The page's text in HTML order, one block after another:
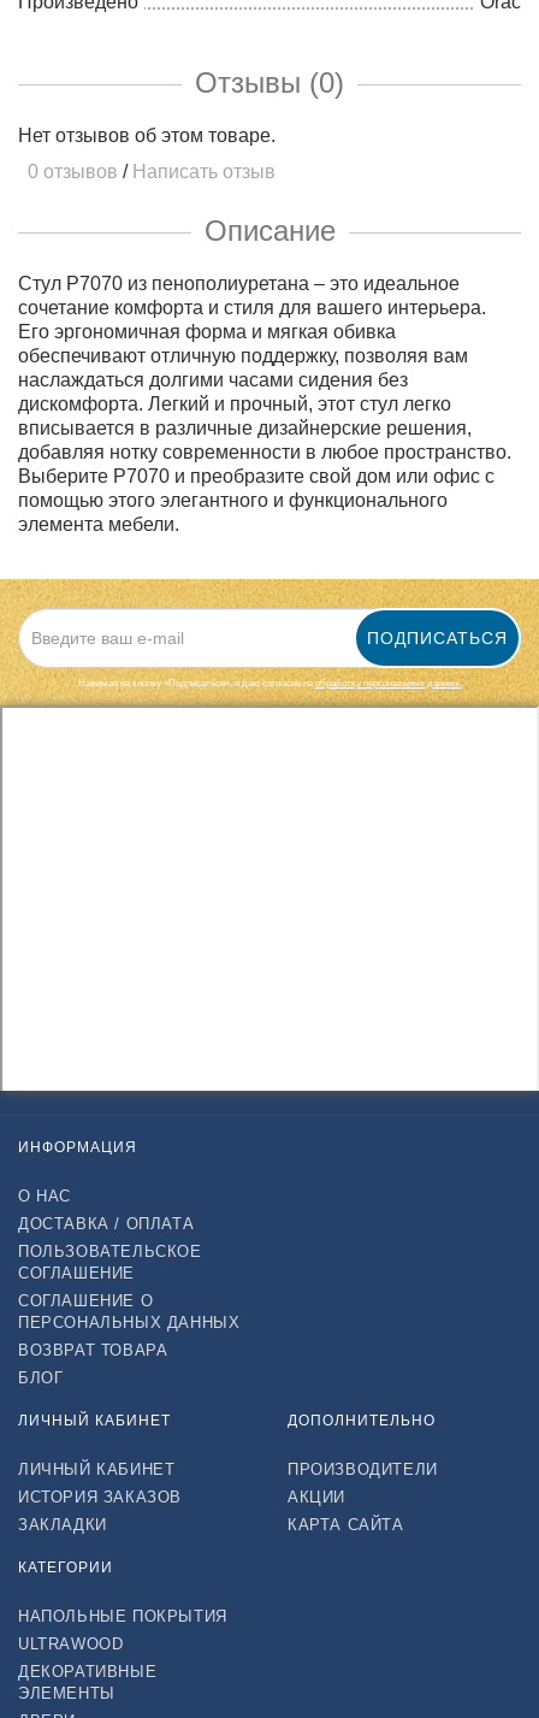
Отзывы (0)
Нет отзывов об этом товаре.
0 отзывов / Написать отзыв
Описание
Стул P7070 из пенополиуретана – это идеальное
сочетание комфорта и стиля для вашего интерьера.
Его эргономичная форма и мягкая обивка
обеспечивают отличную поддержку, позволяя вам
наслаждаться долгими часами сидения без
дискомфорта. Легкий и прочный, этот стул легко
вписывается в различные дизайнерские решения,
добавляя нотку современности в любое пространство.
Выберите P7070 и преобразите свой дом или офис с
помощью этого элегантного и функционального
элемента мебели.
ПОДПИСАТЬСЯ
Нажимая на кнопку «Подписаться», я даю cогласие наобработку персональных данных.
ИНФОРМАЦИЯ
О НАС
ДОСТАВКА / ОПЛАТА
ПОЛЬЗОВАТЕЛЬСКОЕ
СОГЛАШЕНИЕ
СОГЛАШЕНИЕ О
ПЕРСОНАЛЬНЫХ ДАННЫХ
ВОЗВРАТ ТОВАРА
БЛОГ
ЛИЧНЫЙ КАБИНЕТ
ЛИЧНЫЙ КАБИНЕТ
ИСТОРИЯ ЗАКАЗОВ
ЗАКЛАДКИ
ДОПОЛНИТЕЛЬНО
ПРОИЗВОДИТЕЛИ
АКЦИИ
КАРТА САЙТА
КАТЕГОРИИ
НАПОЛЬНЫЕ ПОКРЫТИЯ
ULTRAWOOD
ДЕКОРАТИВНЫЕ
ЭЛЕМЕНТЫ